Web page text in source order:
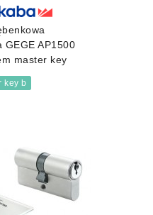
GEGE AP1500
master key
key b